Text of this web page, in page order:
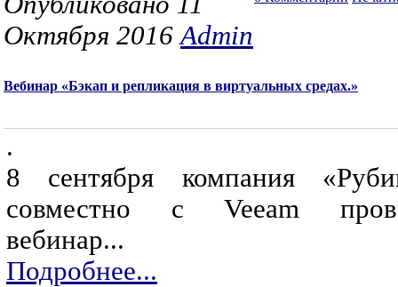
Октября 2016Admin
Вебинар «Бэкап и репликация в виртуальных средах.»
.
8 сентября компания
совместно с Veeam
вебинар...
Подробнее...